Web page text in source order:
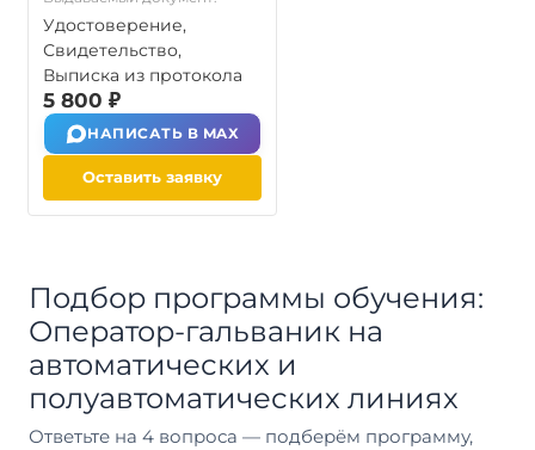
Удостоверение,
Свидетельство,
Выписка из протокола
5 800 ₽
НАПИСАТЬ В MAX
Оставить заявку
Подбор программы обучения:
Оператор-гальваник на
автоматических и
полуавтоматических линиях
Ответьте на 4 вопроса — подберём программу,